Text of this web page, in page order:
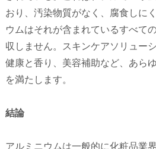
おり、汚染物質がなく、腐食しに
ウムはそれが含まれているすべて
収しません。スキンケアソリュー
健康と香り、美容補助など、あら
を満たします。
結論
アルミニウムは一般的に化粧品業